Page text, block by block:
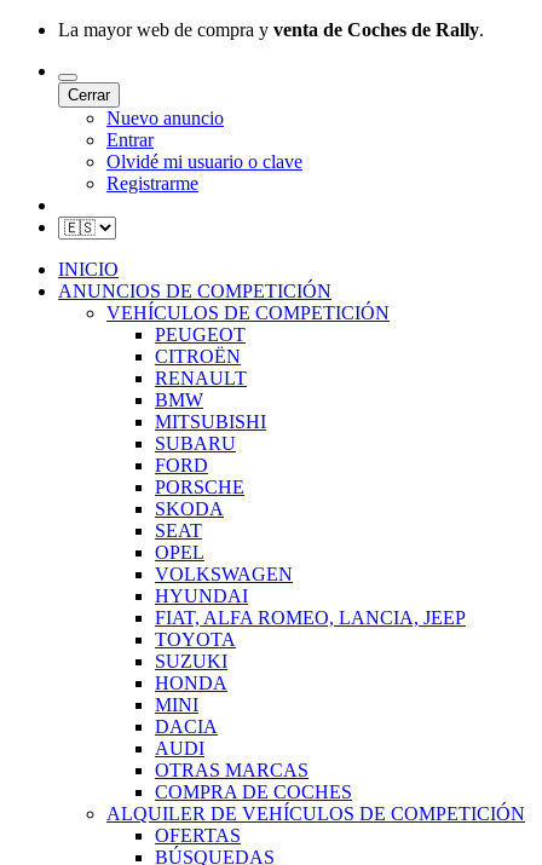
La mayor web de compra y venta de Coches de Rally.
Cerrar
Nuevo anuncio
Entrar
Olvidé mi usuario o clave
Registrarme
INICIO
ANUNCIOS DE COMPETICIÓN
VEHÍCULOS DE COMPETICIÓN
PEUGEOT
CITROËN
RENAULT
BMW
MITSUBISHI
SUBARU
FORD
PORSCHE
SKODA
SEAT
OPEL
VOLKSWAGEN
HYUNDAI
FIAT, ALFA ROMEO, LANCIA, JEEP
TOYOTA
SUZUKI
HONDA
MINI
DACIA
AUDI
OTRAS MARCAS
COMPRA DE COCHES
ALQUILER DE VEHÍCULOS DE COMPETICIÓN
OFERTAS
BÚSQUEDAS